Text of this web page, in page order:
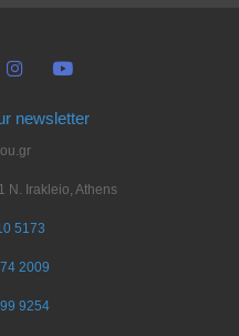
newsletter
N. Irakleio, Athens
5173
2009
9254